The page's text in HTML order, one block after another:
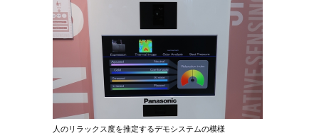
人のリラックス度を推定するデモシステムの模様